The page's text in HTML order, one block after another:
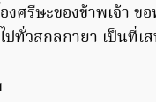
ศรีษะของข้าพเจ้า ข
ทั่วสกลกายา เป็นที่เ